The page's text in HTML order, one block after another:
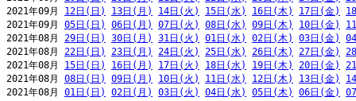
2021年09月 12日(日) 13日(月) 14日(火) 15日(水) 16日(木) 17日(金)
2021年09月 05日(日) 06日(月) 07日(火) 08日(水) 09日(木) 10日(金)
2021年08月 29日(日) 30日(月) 31日(火) 01日(水) 02日(木) 03日(金)
2021年08月 22日(日) 23日(月) 24日(火) 25日(水) 26日(木) 27日(金)
2021年08月 15日(日) 16日(月) 17日(火) 18日(水) 19日(木) 20日(金)
2021年08月 08日(日) 09日(月) 10日(火) 11日(水) 12日(木) 13日(金)
2021年08月 01日(日) 02日(月) 03日(火) 04日(水) 05日(木) 06日(金)